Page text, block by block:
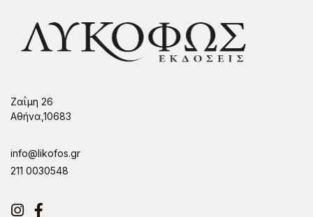
Ζαΐμη 26
Αθήνα,10683
info@likofos.gr
211 0030548
Instagram
Facebook